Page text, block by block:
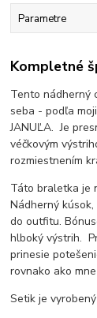
Parametre
Kompletné
Tento nádherný
seba - podľa
JANUĽA. Je
véčkovým
rozmiestnením
Táto braletka je
Nádherný
do outfitu.
hlboký výstrih.
prinesie
rovnako ako
Setik je